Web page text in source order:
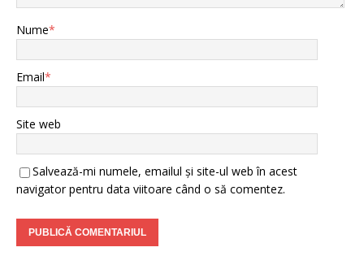
Nume*
Email*
Site web
Salvează-mi numele, emailul și site-ul web în acest
navigator pentru data viitoare când o să comentez.